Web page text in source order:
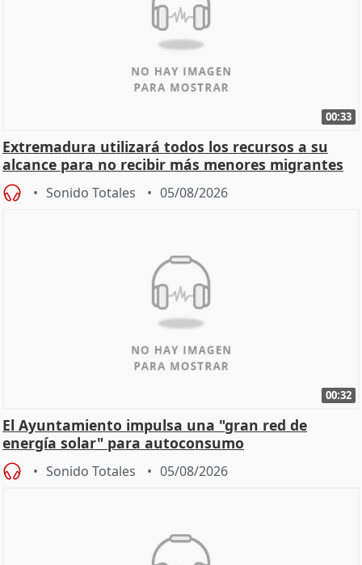
00:33
Extremadura utilizará todos los recursos a su
alcance para no recibir más menores migrantes
Sonido Totales 05/08/2026
00:32
El Ayuntamiento impulsa una "gran red de
energía solar" para autoconsumo
Sonido Totales 05/08/2026